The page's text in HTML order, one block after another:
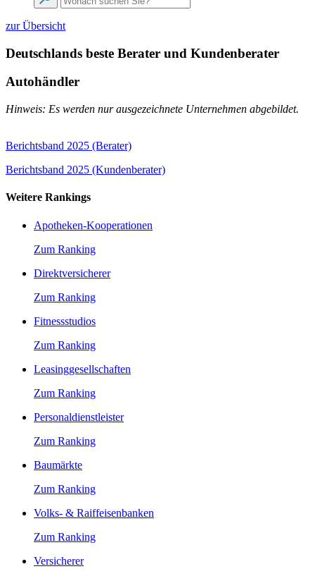
zur Übersicht
Deutschlands beste Berater und Kundenberater
Autohändler
Hinweis: Es werden nur ausgezeichnete Unternehmen abgebildet.
Berichtsband 2025 (Berater)
Berichtsband 2025 (Kundenberater)
Weitere Rankings
Apotheken-Kooperationen
Zum Ranking
Direktversicherer
Zum Ranking
Fitnessstudios
Zum Ranking
Leasinggesellschaften
Zum Ranking
Personaldienstleister
Zum Ranking
Baumärkte
Zum Ranking
Volks- & Raiffeisenbanken
Zum Ranking
Versicherer